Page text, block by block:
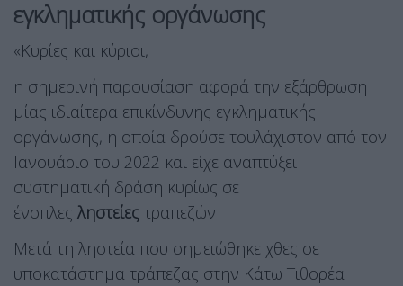
εγκληματικής οργάνωσης
«Κυρίες και κύριοι,
η σημερινή παρουσίαση αφορά την εξάρθρωση
μίας ιδιαίτερα επικίνδυνης εγκληματικής
οργάνωσης, η οποία δρούσε τουλάχιστον από τον
Ιανουάριο του 2022 και είχε αναπτύξει
συστηματική δράση κυρίως σε
ένοπλες ληστείες τραπεζών
Μετά τη ληστεία που σημειώθηκε χθες σε
υποκατάστημα τράπεζας στην Κάτω Τιθορέα